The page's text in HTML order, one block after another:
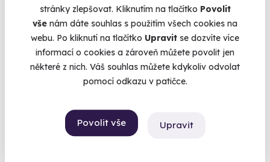
stránky zlepšovat. Kliknutím na tlačítko Povolit
vše nám dáte souhlas s použitím všech cookies na
webu. Po kliknutí na tlačítko Upravit se dozvíte více
informací o cookies a zároveň můžete povolit jen
některé z nich. Váš souhlas můžete kdykoliv odvolat
pomocí odkazu v patičce.
Povolit vše Upravit
Jízda ve Fordu Mustang GT 5.0 Shelby